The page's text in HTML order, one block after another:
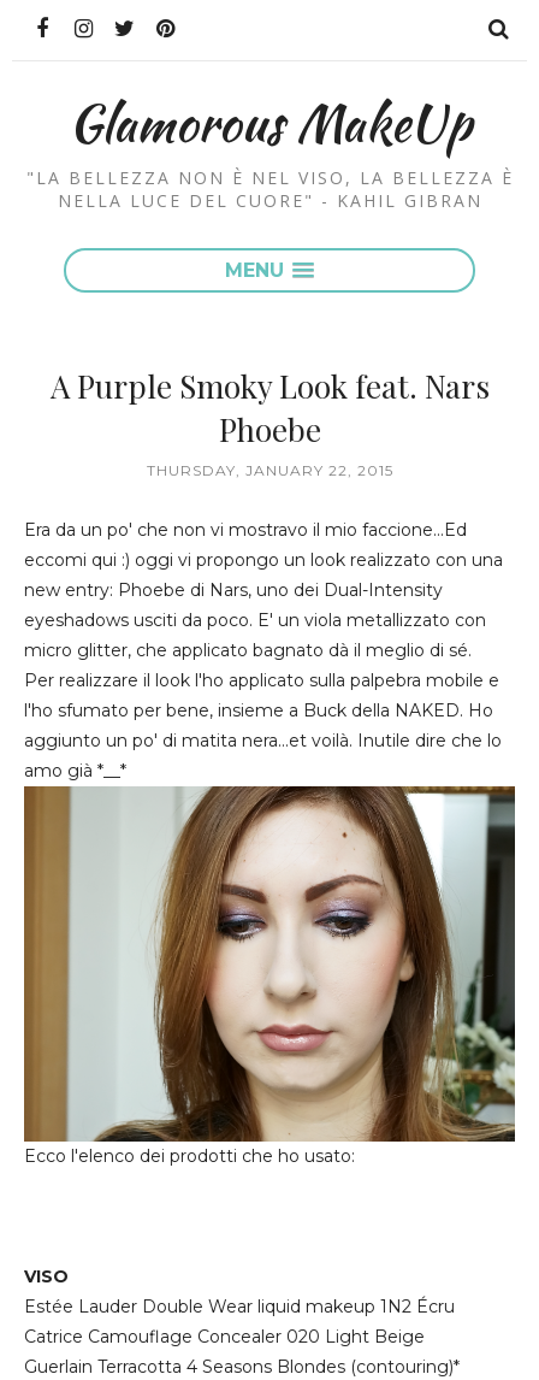
Glamorous MakeUp
"LA BELLEZZA NON È NEL VISO, LA BELLEZZA È
NELLA LUCE DEL CUORE" - KAHIL GIBRAN
MENU
A Purple Smoky Look feat. Nars
Phoebe
THURSDAY, JANUARY 22, 2015
Era da un po' che non vi mostravo il mio faccione...Ed
eccomi qui :) oggi vi propongo un look realizzato con una
new entry: Phoebe di Nars, uno dei Dual-Intensity
eyeshadows usciti da poco. E' un viola metallizzato con
micro glitter, che applicato bagnato dà il meglio di sé.
Per realizzare il look l'ho applicato sulla palpebra mobile e
l'ho sfumato per bene, insieme a Buck della NAKED. Ho
aggiunto un po' di matita nera...et voilà. Inutile dire che lo
amo già *__*
Ecco l'elenco dei prodotti che ho usato:
VISO
Estée Lauder Double Wear liquid makeup 1N2 Écru
Catrice Camouflage Concealer 020 Light Beige
Guerlain Terracotta 4 Seasons Blondes (contouring)*